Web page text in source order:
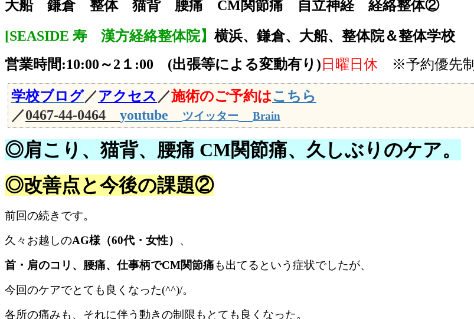
大船 鎌倉 整体 猫背 腰痛 CM関節痛 自立神経 経絡整体②
[SEASIDE 寿 漢方経絡整体院】 横浜、鎌倉、大船、整体院＆整体学校
営業時間:10:00～2１:00 (出張等による変動有り) 日曜日休 ※予約優先制
学校ブログ／アクセス ／施術のご予約はこちら
／0467-44-0464 youtube ツイッター Brain
◎肩こり、猫背、 腰痛 CM関節痛、久しぶりのケア。
◎改善点と今後の課題②
前回の続きです。
久々お越しのAG様（60代・女性） 、
首・肩のコリ、腰痛、仕事柄でCM関節痛も出てるという症状でしたが、
今回のケアでとても良くなった(^^)/。
各所の痛みも、それに伴う動きの制限もとても良くなった。